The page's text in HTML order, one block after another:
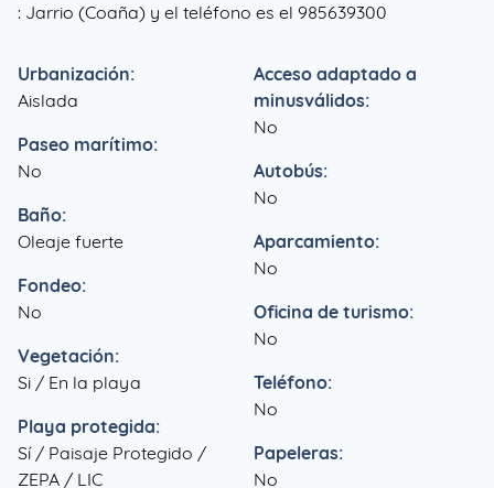
: Jarrio (Coaña) y el teléfono es el 985639300
Urbanización:
Aislada
Paseo marítimo:
No
Baño:
Oleaje fuerte
Fondeo:
No
Vegetación:
Si / En la playa
Playa protegida:
Sí / Paisaje Protegido /
ZEPA / LIC
Acceso adaptado a
minusválidos:
No
Autobús:
No
Aparcamiento:
No
Oficina de turismo:
No
Teléfono:
No
Papeleras:
No